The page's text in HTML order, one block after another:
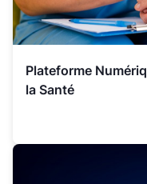
Plateforme
la Santé